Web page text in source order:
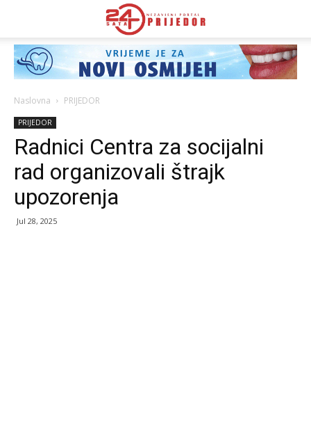
Naslovna PRIJEDOR
PRIJEDOR
Radnici Centra za socijalni
rad organizovali štrajk
upozorenja
Jul 28, 2025